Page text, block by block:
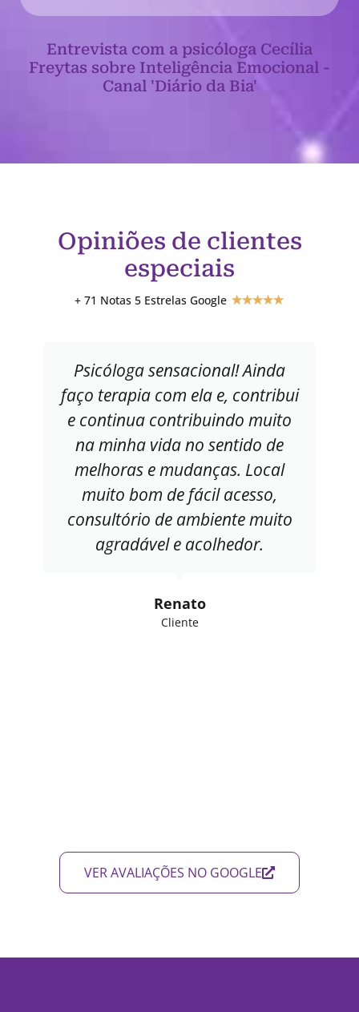
Entrevista com a psicóloga Cecília
Freytas sobre Inteligência Emocional -
Canal 'Diário da Bia'
Opiniões de clientes
especiais
+ 71 Notas 5 Estrelas Google ★★★★★
Psicóloga sensacional! Ainda
faço terapia com ela e, contribui
e continua contribuindo muito
na minha vida no sentido de
melhoras e mudanças. Local
muito bom de fácil acesso,
consultório de ambiente muito
agradável e acolhedor.
Renato
Cliente
VER AVALIAÇÕES NO GOOGLE